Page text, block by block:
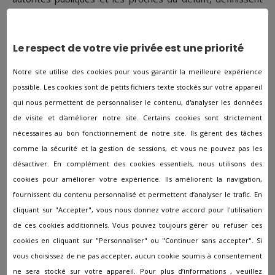
tous les éléments du protocole cérémonial. Lors d'une
d’hommage, civil ou religieux, dirigé par le responsable de
la cérémonie, les membres de la famille disposent de
quelques instants pour prendre la parole, tenir quelques
mots, sélectionner des chants… en amont de la mise en
terre de la personne défunte. Le déroulement diffère pour
une crémation, où les personnes assistent à la crémation
du cercueil avant qu’une urne cinéraire contenant les
cendres de la personne décédée soit remise à la famille du
disparu.
Suivi et relationnel
Le rôle principal des conseillers funéraires consiste à
guider professionnellement les familles endeuillées en
s'occupant de toutes les formalités administratives et
logistiques à Montbozon. Dans des moments particuliers
Le respect de votre vie privée est une priorité
Notre site utilise des cookies pour vous garantir la meilleure expérience
possible. Les cookies sont de petits fichiers texte stockés sur votre appareil
qui nous permettent de personnaliser le contenu, d'analyser les données
de visite et d'améliorer notre site. Certains cookies sont strictement
nécessaires au bon fonctionnement de notre site. Ils gèrent des tâches
comme la sécurité et la gestion de sessions, et vous ne pouvez pas les
désactiver. En complément des cookies essentiels, nous utilisons des
cookies pour améliorer votre expérience. Ils améliorent la navigation,
fournissent du contenu personnalisé et permettent d’analyser le trafic. En
cliquant sur "Accepter", vous nous donnez votre accord pour l'utilisation
de ces cookies additionnels. Vous pouvez toujours gérer ou refuser ces
cookies en cliquant sur "Personnaliser" ou "Continuer sans accepter". Si
vous choisissez de ne pas accepter, aucun cookie soumis à consentement
ne sera stocké sur votre appareil. Pour plus d’informations , veuillez